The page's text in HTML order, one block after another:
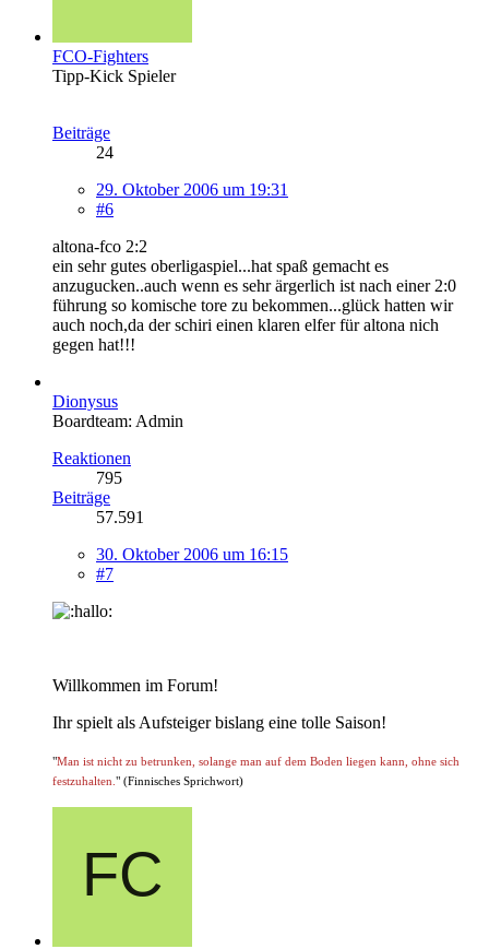
FCO-Fighters
Tipp-Kick Spieler
Beiträge
24
29. Oktober 2006 um 19:31
#6
altona-fco 2:2
ein sehr gutes oberligaspiel...hat spaß gemacht es
anzugucken..auch wenn es sehr ärgerlich ist nach einer 2:0
führung so komische tore zu bekommen...glück hatten wir
auch noch,da der schiri einen klaren elfer für altona nich
gegen hat!!!
Dionysus
Boardteam: Admin
Reaktionen
795
Beiträge
57.591
30. Oktober 2006 um 16:15
#7
Willkommen im Forum!
Ihr spielt als Aufsteiger bislang eine tolle Saison!
"Man ist nicht zu betrunken, solange man auf dem Boden liegen kann, ohne sich
festzuhalten. " (Finnisches Sprichwort)